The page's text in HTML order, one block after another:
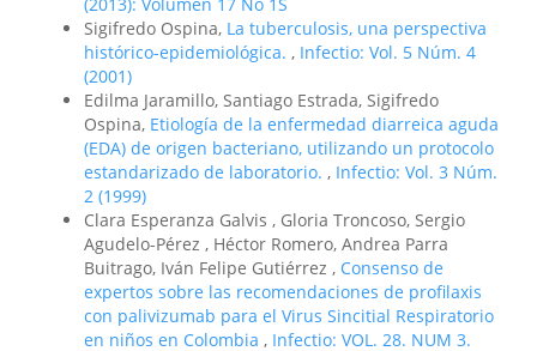
Sigifredo Ospina, La tuberculosis, una perspectiva
histórico-epidemiológica. , Infectio: Vol. 5 Núm. 4
(2001)
Edilma Jaramillo, Santiago Estrada, Sigifredo
Ospina, Etiología de la enfermedad diarreica aguda
(EDA) de origen bacteriano, utilizando un protocolo
estandarizado de laboratorio. , Infectio: Vol. 3 Núm.
2 (1999)
Clara Esperanza Galvis , Gloria Troncoso, Sergio
Agudelo-Pérez , Héctor Romero, Andrea Parra
Buitrago, Iván Felipe Gutiérrez , Consenso de
expertos sobre las recomendaciones de profilaxis
con palivizumab para el Virus Sincitial Respiratorio
en niños en Colombia , Infectio: VOL. 28. NUM 3.